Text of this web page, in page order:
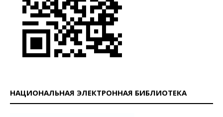
НАЦИОНАЛЬНАЯ ЭЛЕКТРОННАЯ БИБЛИОТЕКА